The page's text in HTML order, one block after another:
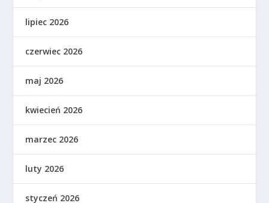
lipiec 2026
czerwiec 2026
maj 2026
kwiecień 2026
marzec 2026
luty 2026
styczeń 2026